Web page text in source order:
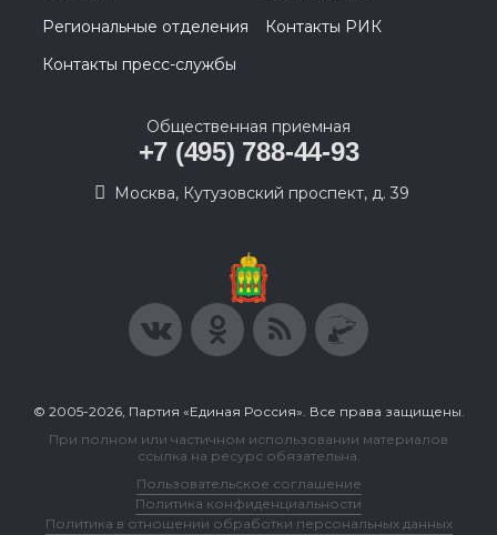
Региональные отделения
Контакты РИК
Контакты пресс-службы
Общественная приемная
+7 (495) 788-44-93
Москва, Кутузовский проспект, д. 39
© 2005-2026, Партия «Единая Россия». Все права защищены.
При полном или частичном использовании материалов
ссылка на ресурс обязательна.
Пользовательское соглашение
Политика конфиденциальности
Политика в отношении обработки персональных данных